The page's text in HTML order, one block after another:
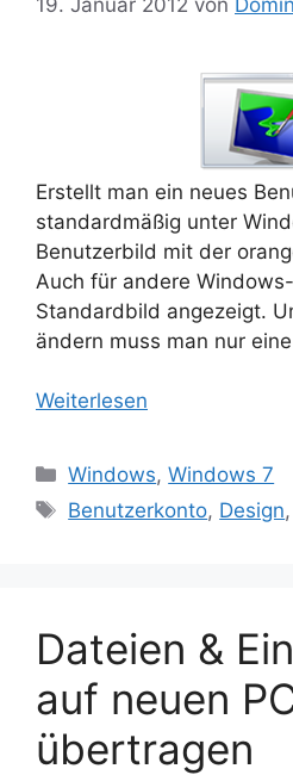
Erstellt man ein neues
standardmäßig unter
Benutzerbild mit der
Auch für andere
Standardbild angezeigt.
ändern muss man nur
Weiterlesen
Kategorien
Windows,Windows 7
Schlagwörter
Benutzerkonto, Design
Dateien &
auf neuen
übertragen